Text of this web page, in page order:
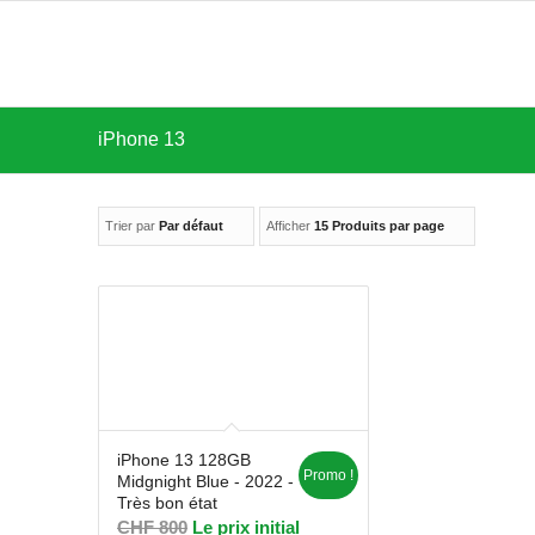
iPhone 13
Trier par Par défaut Afficher 15 Produits par page
iPhone 13 128GB
Midgnight Blue - 2022 -
Très bon état
CHF800 Le prix initial
Promo !